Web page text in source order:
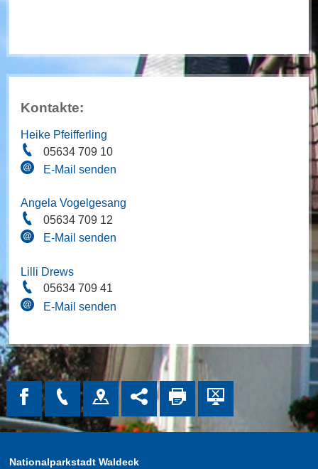
Kontakte:
Heike Pfeifferling
05634 709 10
E-Mail senden
Angela Vogelgesang
05634 709 12
E-Mail senden
Lilli Drews
05634 709 41
E-Mail senden
Nationalparkstadt Waldeck